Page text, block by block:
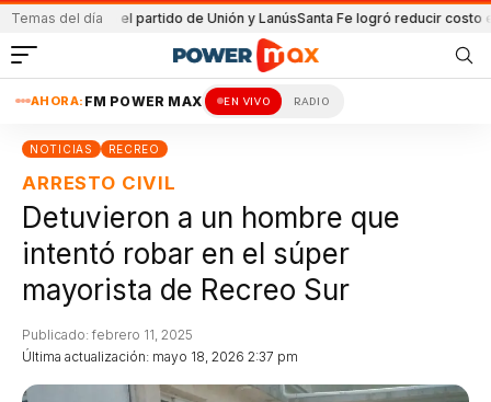
Temas del día
en el partido de Unión y LanúsSanta Fe logró reducir costo
AHORA: FM POWER MAX EN VIVO RADIO
NOTICIAS RECREO
ARRESTO CIVIL
Detuvieron a un hombre que
intentó robar en el súper
mayorista de Recreo Sur
Última actualización: mayo 18, 2026 2:37 pm
Publicado: febrero 11, 2025